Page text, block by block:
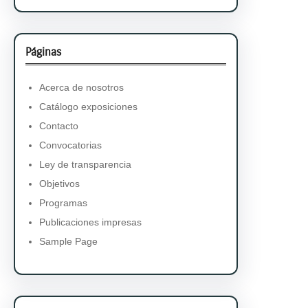
Páginas
Acerca de nosotros
Catálogo exposiciones
Contacto
Convocatorias
Ley de transparencia
Objetivos
Programas
Publicaciones impresas
Sample Page